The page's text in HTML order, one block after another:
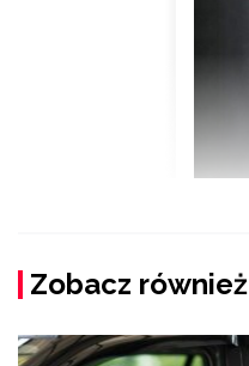
Zobacz również